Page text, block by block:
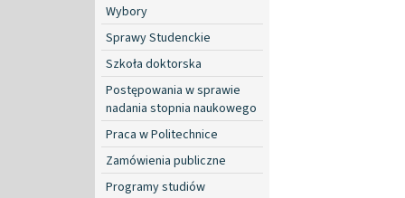
Wybory
Sprawy Studenckie
Szkoła doktorska
Postępowania w sprawie
nadania stopnia naukowego
Praca w Politechnice
Zamówienia publiczne
Programy studiów